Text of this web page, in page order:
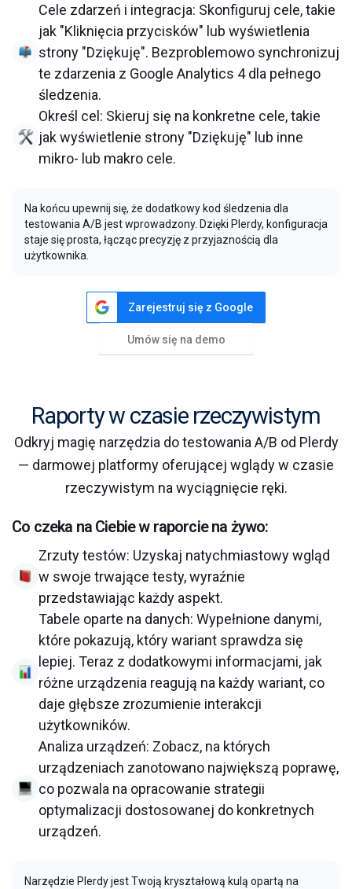
Cele zdarzeń i integracja: Skonfiguruj cele, takie
jak "Kliknięcia przycisków" lub wyświetlenia
strony "Dziękuję". Bezproblemowo synchronizuj
te zdarzenia z Google Analytics 4 dla pełnego
śledzenia.
Określ cel: Skieruj się na konkretne cele, takie
jak wyświetlenie strony "Dziękuję" lub inne
mikro- lub makro cele.
Na końcu upewnij się, że dodatkowy kod śledzenia dla
testowania A/B jest wprowadzony. Dzięki Plerdy, konfiguracja
staje się prosta, łącząc precyzję z przyjaznością dla
użytkownika.
Zarejestruj się z Google
Umów się na demo
Raporty w czasie rzeczywistym
Odkryj magię narzędzia do testowania A/B od Plerdy
— darmowej platformy oferującej wglądy w czasie
rzeczywistym na wyciągnięcie ręki.
Co czeka na Ciebie w raporcie na żywo:
Zrzuty testów: Uzyskaj natychmiastowy wgląd
w swoje trwające testy, wyraźnie
przedstawiając każdy aspekt.
Tabele oparte na danych: Wypełnione danymi,
które pokazują, który wariant sprawdza się
lepiej. Teraz z dodatkowymi informacjami, jak
różne urządzenia reagują na każdy wariant, co
daje głębsze zrozumienie interakcji
użytkowników.
Analiza urządzeń: Zobacz, na których
urządzeniach zanotowano największą poprawę,
co pozwala na opracowanie strategii
optymalizacji dostosowanej do konkretnych
urządzeń.
Narzędzie Plerdy jest Twoją kryształową kulą opartą na